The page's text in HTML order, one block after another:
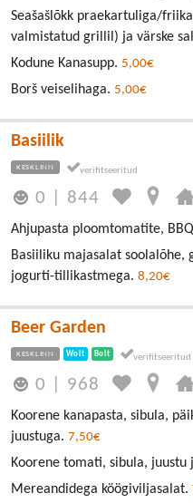
Seašašlõkk praekartuliga/
valmistatud grillil) ja värske
Kodune Kanasupp. 5,00€
Borš veiselihaga. 5,00€
Basiilik
KESKLINN
0 844
Ahjupasta ploomtomatite,
Basiiliku majasalat
jogurti-tillikastmega. 8,20€
Beer Garden
KESKLINN Wolt Bolt
0 968
Koorene kanapasta, sibula,
juustuga. 7,50€
Koorene tomati, sibula, juustu
Mereandidega köögiviljasalat.